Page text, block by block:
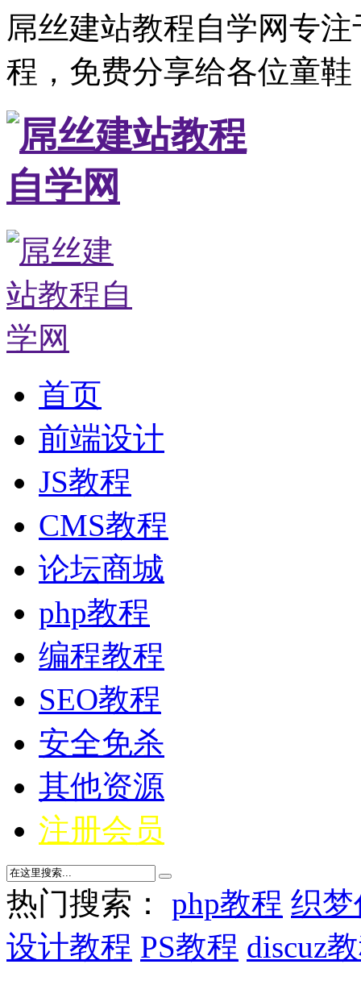
屌丝建站教程自学网专
程，免费分享给各位童
首页
前端设计
JS教程
CMS教程
论坛商城
php教程
编程教程
SEO教程
安全免杀
其他资源
注册会员
热门搜索： php教程 织
设计教程 PS教程 discuz